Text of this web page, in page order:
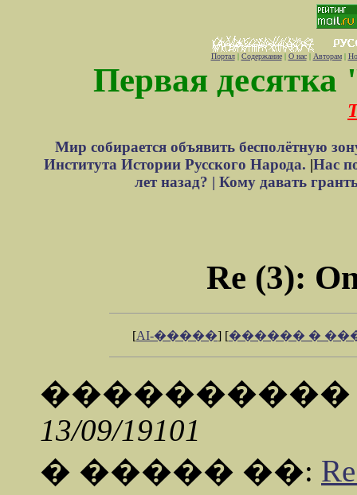
Портал| Содержание| О нас| Авторам|
Первая десятка
Мир собирается объявить бесполётную
Института Истории Русского Народа. |Нас
лет назад? | Кому давать
Re (3):
[AI-�����] [������ �
13/09/19101
� ����� ��: